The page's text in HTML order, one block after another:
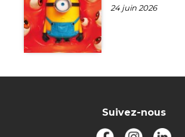
24 juin 2026
Suivez-nous